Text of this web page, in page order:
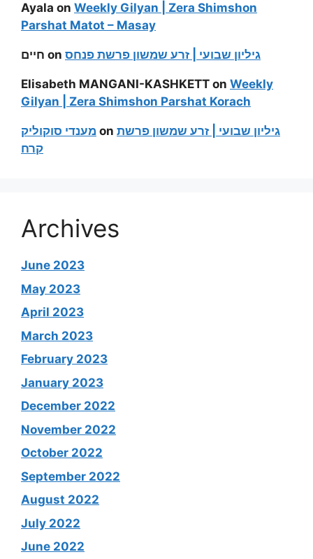
Ayala on Weekly Gilyan | Zera Shimshon
Parshat Matot – Masay
חיים on גיליון שבועי | זרע שמשון פרשת פנחס
Elisabeth MANGANI-KASHKETT on Weekly
Gilyan | Zera Shimshon Parshat Korach
מענדי סוקוליק on גיליון שבועי | זרע שמשון פרשת
קרח
Archives
June 2023
May 2023
April 2023
March 2023
February 2023
January 2023
December 2022
November 2022
October 2022
September 2022
August 2022
July 2022
June 2022